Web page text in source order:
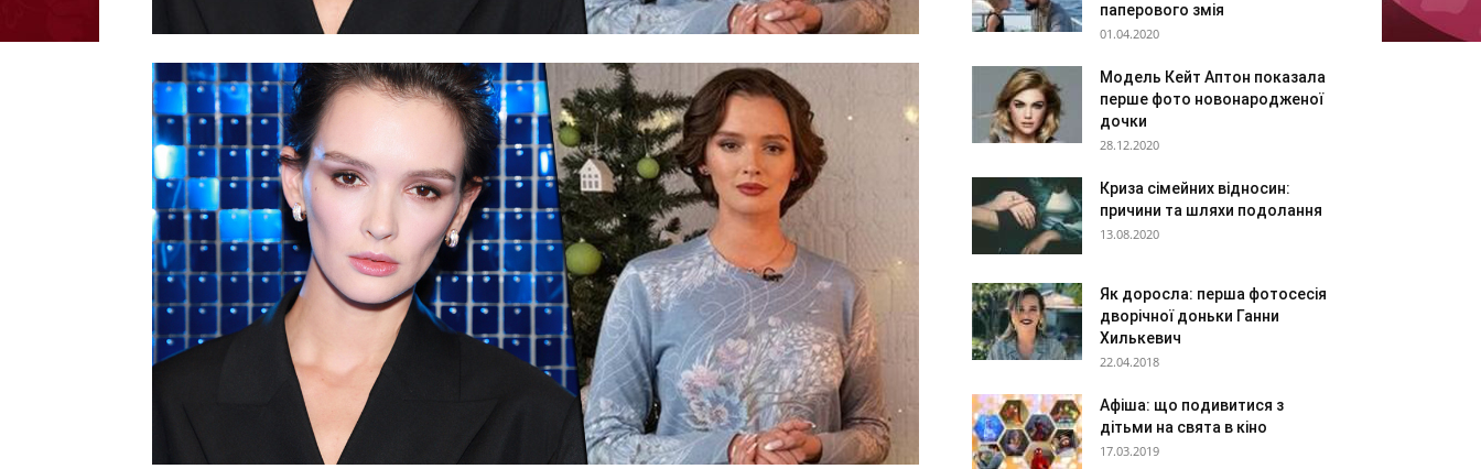
паперового змія
01.04.2020
Модель Кейт Аптон показала
перше фото новонародженої
дочки
28.12.2020
Криза сімейних відносин:
причини та шляхи подолання
13.08.2020
Як доросла: перша фотосесія
дворічної доньки Ганни
Хилькевич
22.04.2018
Афіша: що подивитися з
дітьми на свята в кіно
17.03.2019